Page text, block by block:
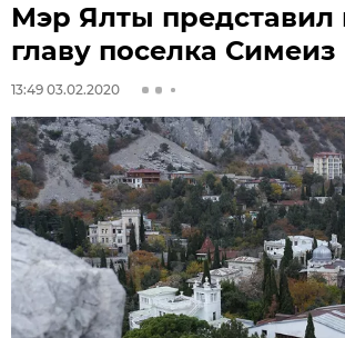
Мэр Ялты представил
главу поселка Симеиз
13:49 03.02.2020